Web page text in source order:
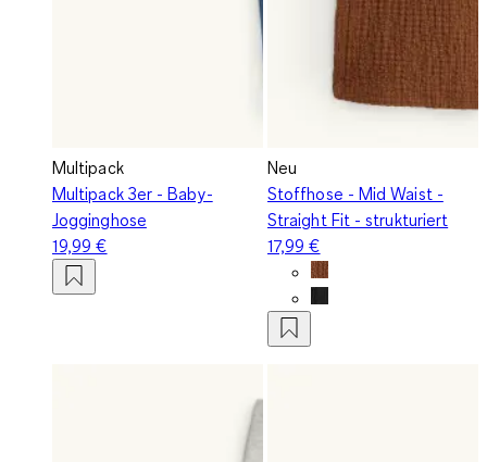
Multipack
Multipack 3er - Baby-
Jogginghose
19,99 €
Neu
Stoffhose - Mid Waist -
Straight Fit - strukturiert
17,99 €